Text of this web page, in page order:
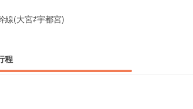
(大宮⇄宇都宮)
程